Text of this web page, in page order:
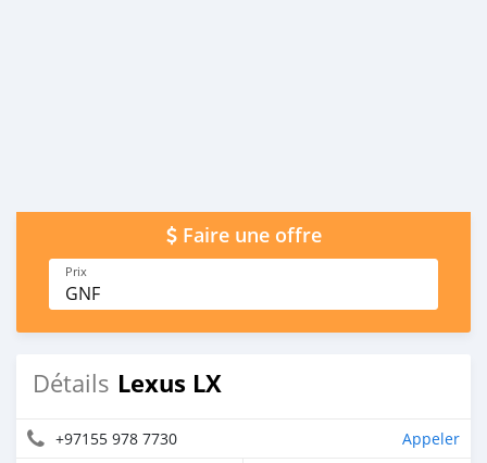
Faire une offre
Prix
GNF
Détails Lexus LX
+97155 978 7730 Appeler